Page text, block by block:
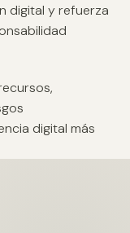
digital y refuerza
digital más